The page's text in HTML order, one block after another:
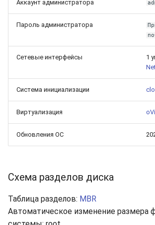
Аккаунт администратора
Пароль администратора
Сетевые интерфейсы
1
Система инициализации
Виртуализация
Обновления ОС
Схема разделов диска
Таблица разделов: MBR
Автоматическое изменение размера